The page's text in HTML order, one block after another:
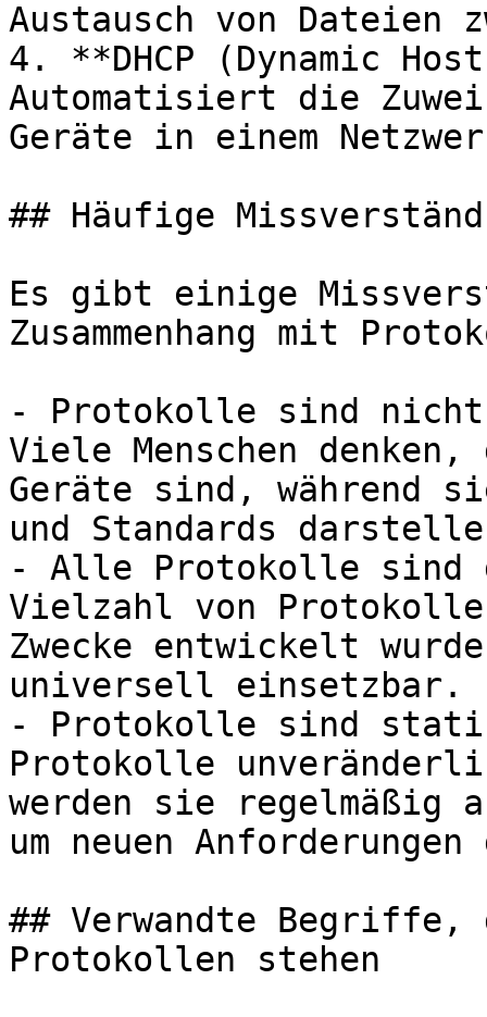
Austausch von Dateien
4. **DHCP (Dynamic
Automatisiert die
Geräte in einem
## Häufige
Es gibt einige
Zusammenhang mit
- Protokolle sind nicht
Viele Menschen
Geräte sind, während
und Standards
- Alle Protokolle sind
Vielzahl von
Zwecke entwickelt
universell einsetzbar.
- Protokolle sind
Protokolle
werden sie
um neuen
## Verwandte Begriffe,
Protokollen stehen